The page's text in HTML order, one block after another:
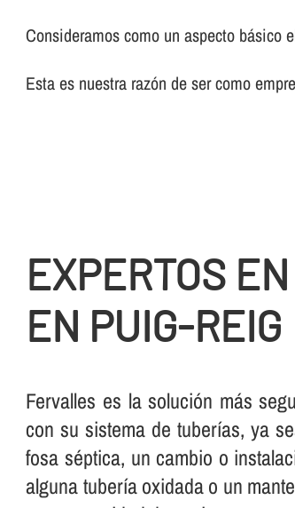
Consideramos como un aspecto básico
Esta es nuestra razón de ser como
EXPERTOS
EN PUIG-REIG
Fervalles es la solución más
con su sistema de tuberí­as, ya
fosa séptica, un cambio o
alguna tuberí­a oxidada o un